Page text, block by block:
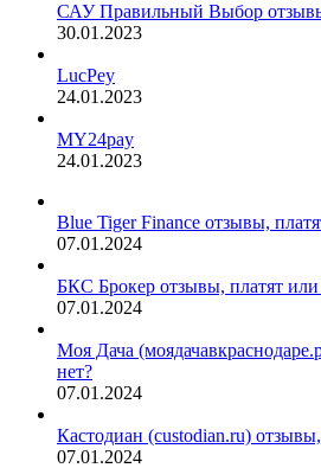
САУ Правильный Выбор
30.01.2023
LucPey
24.01.2023
MY24pay
24.01.2023
Blue Tiger Finance отзывы,
07.01.2024
БКС Брокер отзывы, платят или
07.01.2024
Моя Дача
нет?
07.01.2024
Кастодиан (custodian.ru)
07.01.2024